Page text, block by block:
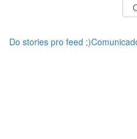
Do stories pro feed